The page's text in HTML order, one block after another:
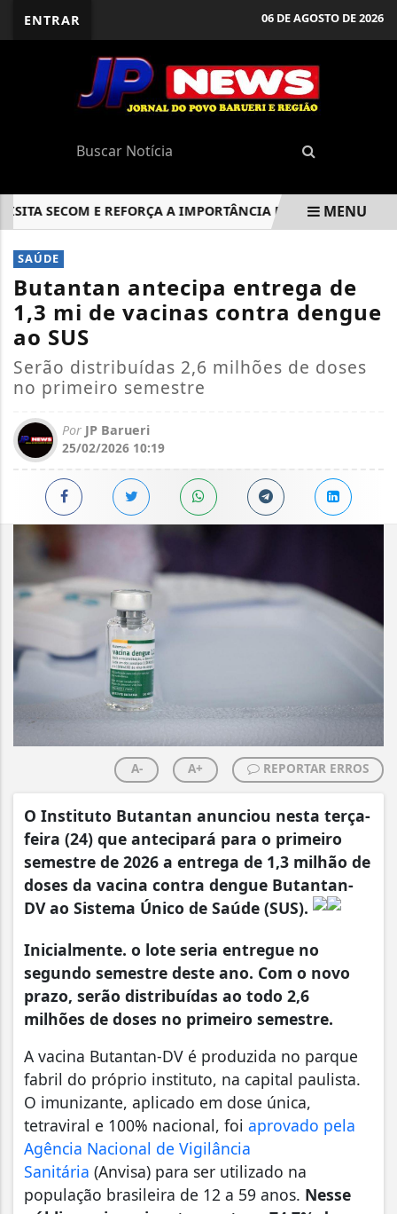
ENTRAR 06 DE AGOSTO DE 2026
SECOM E REFORÇA A IMPORTÂNCIA DA COLETA SELETIVA
EM ALTA
MENU
SAÚDE
Butantan antecipa entrega de
1,3 mi de vacinas contra dengue
ao SUS
Serão distribuídas 2,6 milhões de doses
no primeiro semestre
Por JP Barueri
25/02/2026 10:19
A- A+ REPORTAR ERROS
O Instituto Butantan anunciou nesta terça-
feira (24) que antecipará para o primeiro
semestre de 2026 a entrega de 1,3 milhão de
doses da vacina contra dengue Butantan-
DV ao Sistema Único de Saúde (SUS).
Inicialmente. o lote seria entregue no
segundo semestre deste ano. Com o novo
prazo, serão distribuídas ao todo 2,6
milhões de doses no primeiro semestre.
A vacina Butantan-DV é produzida no parque
fabril do próprio instituto, na capital paulista.
O imunizante, aplicado em dose única,
tetraviral e 100% nacional, foi aprovado pela
Agência Nacional de Vigilância
Sanitária (Anvisa) para ser utilizado na
população brasileira de 12 a 59 anos. Nesse